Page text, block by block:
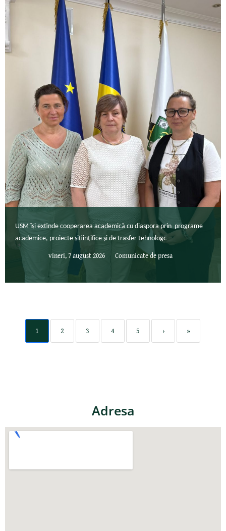
USM își extinde cooperarea academică cu diaspora prin programe
academice, proiecte șitiințifice și de trasfer tehnologc
vineri, 7 august 2026 Comunicate de presa
1 2 3 4 5 › »
Adresa